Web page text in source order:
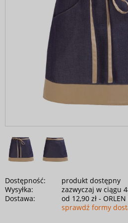
Dostępność:
produkt dostępny
Wysyłka:
zazwyczaj w ciągu
Dostawa:
od 12,90 zł - ORLEN
sprawdź formy